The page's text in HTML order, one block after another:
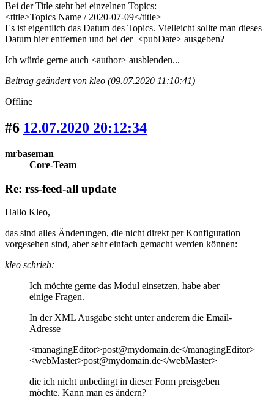
Bei der Title steht bei einzelnen Topics:
<title>Topics Name / 2020-07-09</title>
Es ist eigentlich das Datum des Topics. Vielleicht sollte man dieses
Datum hier entfernen und bei der <pubDate> ausgeben?
Ich würde gerne auch <author> ausblenden...
Beitrag geändert von kleo (09.07.2020 11:10:41)
Offline
#6 12.07.2020 20:12:34
mrbaseman
Core-Team
Re: rss-feed-all update
Hallo Kleo,
das sind alles Änderungen, die nicht direkt per Konfiguration
vorgesehen sind, aber sehr einfach gemacht werden können:
kleo schrieb:
Ich möchte gerne das Modul einsetzen, habe aber
einige Fragen.
In der XML Ausgabe steht unter anderem die Email-
Adresse
<managingEditor>post@mydomain.de</managingEditor>
<webMaster>post@mydomain.de</webMaster>
die ich nicht unbedingt in dieser Form preisgeben
möchte. Kann man es ändern?